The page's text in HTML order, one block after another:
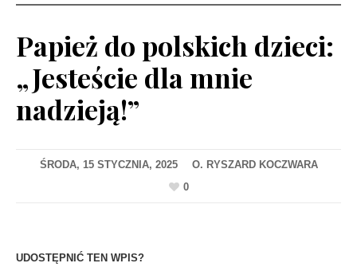
Papież do polskich dzieci:
„Jesteście dla mnie
nadzieją!”
ŚRODA, 15 STYCZNIA, 2025
0
UDOSTĘPNIĆ TEN WPIS?